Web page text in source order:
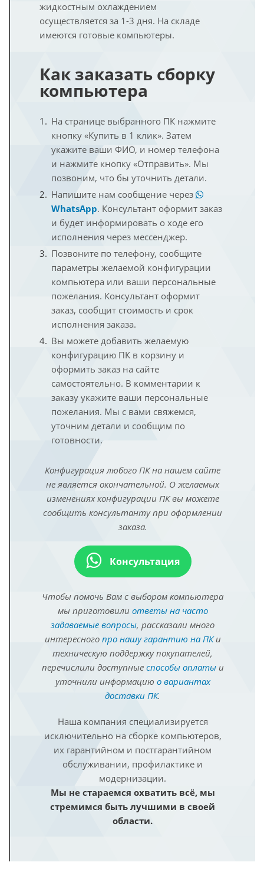
жидкостным охлаждением
осуществляется за 1-3 дня. На складе
имеются готовые компьютеры.
Как заказать сборку
компьютера
На странице выбранного ПК нажмите
кнопку «Купить в 1 клик». Затем
укажите ваши ФИО, и номер телефона
и нажмите кнопку «Отправить». Мы
позвоним, что бы уточнить детали.
Напишите нам сообщение через
WhatsApp. Консультант оформит заказ
и будет информировать о ходе его
исполнения через мессенджер.
Позвоните по телефону, сообщите
параметры желаемой конфигурации
компьютера или ваши персональные
пожелания. Консультант оформит
заказ, сообщит стоимость и срок
исполнения заказа.
Вы можете добавить желаемую
конфигурацию ПК в корзину и
оформить заказ на сайте
самостоятельно. В комментарии к
заказу укажите ваши персональные
пожелания. Мы с вами свяжемся,
уточним детали и сообщим по
готовности.
Конфигурация любого ПК на нашем сайте
не является окончательной. О желаемых
изменениях конфигурации ПК вы можете
сообщить консультанту при оформлении
заказа.
Консультация
Чтобы помочь Вам с выбором компьютера
мы приготовили ответы на часто
задаваемые вопросы, рассказали много
интересного про нашу гарантию на ПКи
техническую поддержку покупателей,
перечислили доступные способы оплатыи
уточнили информацию о вариантах
доставки ПК.
Наша компания специализируется
исключительно на сборке компьютеров,
их гарантийном и постгарантийном
обслуживании, профилактике и
модернизации.
Мы не стараемся охватить всё, мы
стремимся быть лучшими в своей
области.